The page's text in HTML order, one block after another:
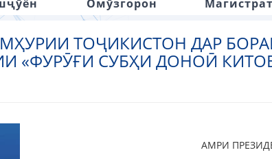
Омӯзгорон
ТОҶИКИСТОН ДАР
«ФУРӮҒИ СУБҲИ ДОНОӢ
АМРИ